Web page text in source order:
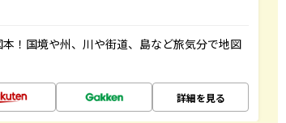
！国境や州、川や街道、島など旅気分で地図
詳細を見る